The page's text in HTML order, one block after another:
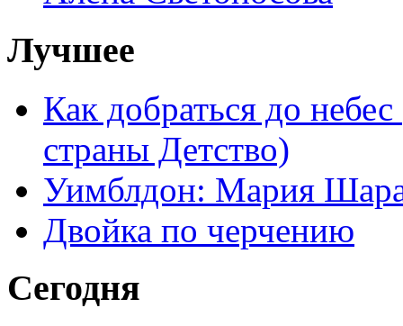
Лучшее
Как добраться до
страны Детство)
Уимблдон: Мария
Двойка по черчению
Сегодня